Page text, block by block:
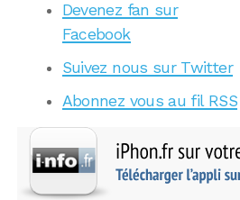
Devenez fan sur
Facebook
Suivez nous sur Twitter
Abonnez vous au fil RSS